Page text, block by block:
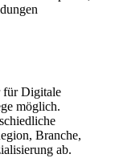
für Digitale
möglich.
Branche,
ab.